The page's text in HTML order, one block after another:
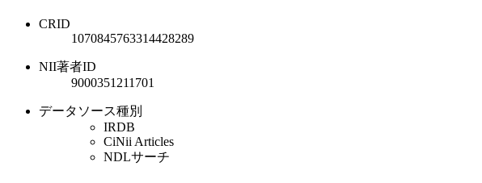
CRID
1070845763314428289
NII著者ID
9000351211701
データソース種別
IRDB
CiNii Articles
NDLサーチ